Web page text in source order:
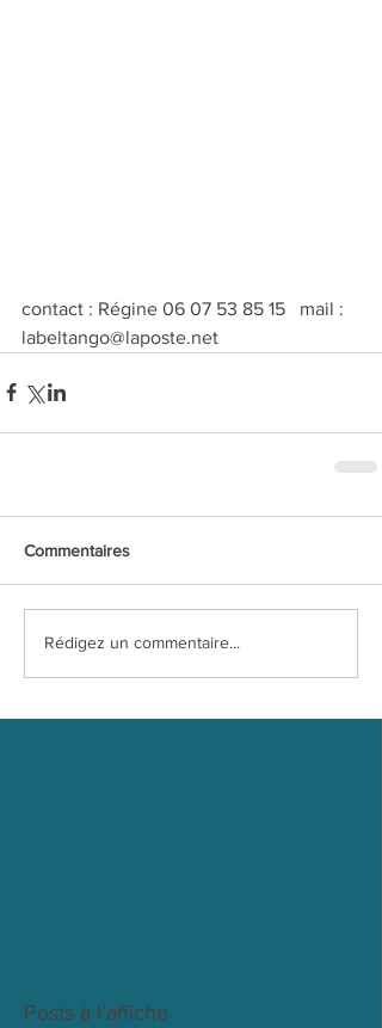
contact : Régine 06 07 53 85 15   mail :
labeltango@laposte.net
Commentaires
Rédigez un commentaire...
Posts à l'affiche